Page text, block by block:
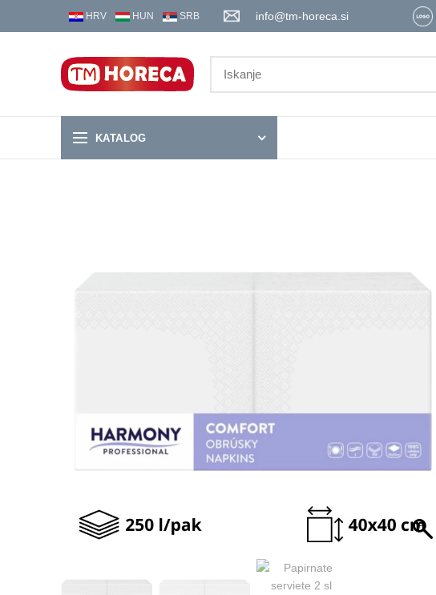
HRV HUN SRB info@tm-horeca.si
KATALOG